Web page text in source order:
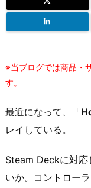
※当ブログでは商品・
す。
最近になって、「
レイしている。
Steam Deckに対応
いか。コントロー